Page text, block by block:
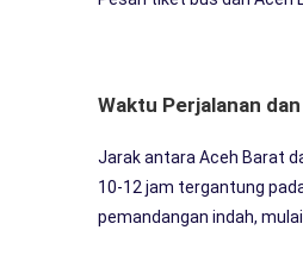
Waktu Perjalanan
Jarak antara Aceh Barat
10-12 jam tergantung
pemandangan indah,